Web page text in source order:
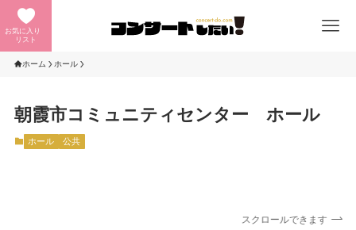
お気に入り
リスト
ホーム ホール
朝霞市コミュニティセンター ホール
ホール 公共
スクロールできます